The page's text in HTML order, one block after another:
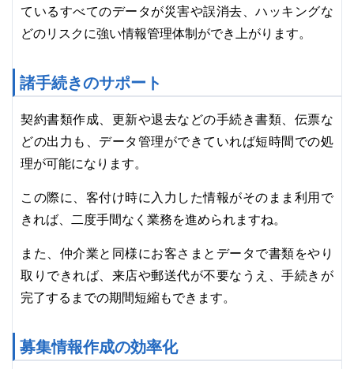
ているすべてのデータが災害や誤消去、ハッキングな
どのリスクに強い情報管理体制ができ上がります。
諸手続きのサポート
契約書類作成、更新や退去などの手続き書類、伝票な
どの出力も、データ管理ができていれば短時間での処
理が可能になります。
この際に、客付け時に入力した情報がそのまま利用で
きれば、二度手間なく業務を進められますね。
また、仲介業と同様にお客さまとデータで書類をやり
取りできれば、来店や郵送代が不要なうえ、手続きが
完了するまでの期間短縮もできます。
募集情報作成の効率化